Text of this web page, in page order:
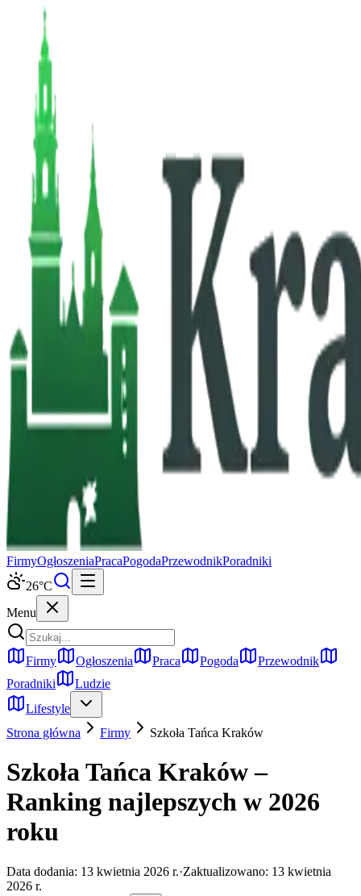
FirmyOgłoszeniaPracaPogodaPrzewodnikPoradniki
26°C
Menu
Firmy Ogłoszenia Praca Pogoda
Przewodnik
Poradniki
Ludzie
Lifestyle
Strona główna
Firmy Szkoła Tańca Kraków
Szkoła Tańca Kraków –
Ranking najlepszych w 2026
roku
Data dodania: 13 kwietnia 2026 r.·Zaktualizowano: 13 kwietnia
2026 r.